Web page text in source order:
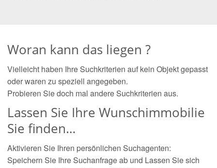
Woran kann das liegen ?
Vielleicht haben Ihre Suchkriterien auf kein Objekt gepasst
oder waren zu speziell angegeben.
Probieren Sie doch mal andere Suchkriterien aus.
Lassen Sie Ihre Wunschimmobilie
Sie finden…
Aktivieren Sie Ihren persönlichen Suchagenten:
Speichern Sie Ihre Suchanfrage ab und Lassen Sie sich